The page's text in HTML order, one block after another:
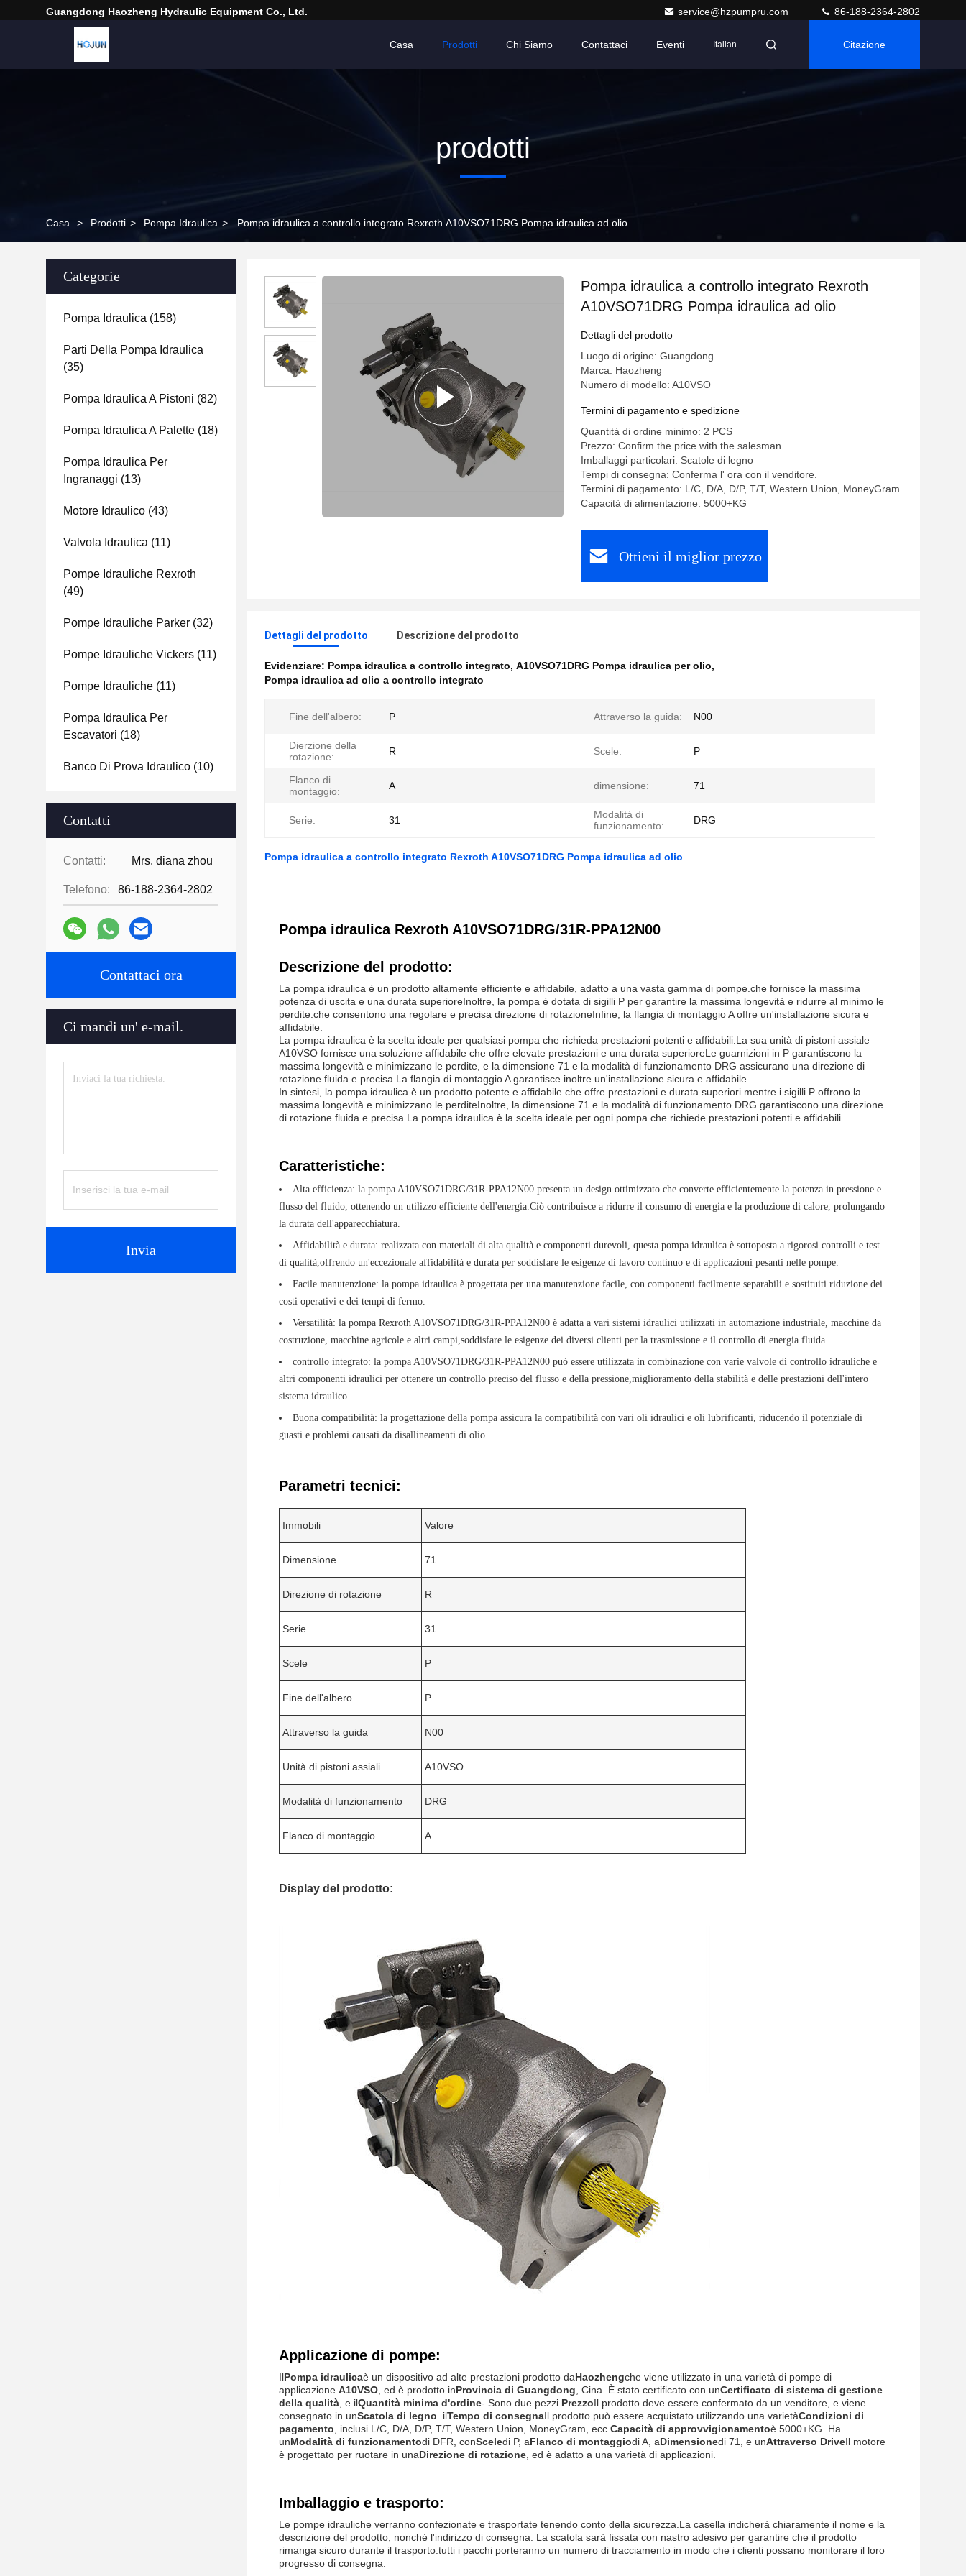
Guangdong Haozheng Hydraulic Equipment Co., Ltd. service@hzpumpru.com 86-188-2364-2802
Casa Prodotti Chi Siamo Contattaci Eventi Italian Citazione
prodotti
Casa. > Prodotti > Pompa Idraulica > Pompa idraulica a controllo integrato Rexroth A10VSO71DRG Pompa idraulica ad olio
Categorie
Pompa Idraulica (158)
Parti Della Pompa Idraulica
(35)
Pompa Idraulica A Pistoni (82)
Pompa Idraulica A Palette (18)
Pompa Idraulica Per
Ingranaggi (13)
Motore Idraulico (43)
Valvola Idraulica (11)
Pompe Idrauliche Rexroth
(49)
Pompe Idrauliche Parker (32)
Pompe Idrauliche Vickers (11)
Pompe Idrauliche (11)
Pompa Idraulica Per
Escavatori (18)
Banco Di Prova Idraulico (10)
Contatti
Contatti: Mrs. diana zhou
Telefono: 86-188-2364-2802
Contattaci ora
Ci mandi un' e-mail.
Invia
Pompa idraulica a controllo integrato Rexroth
A10VSO71DRG Pompa idraulica ad olio
Dettagli del prodotto
Luogo di origine: Guangdong
Marca: Haozheng
Numero di modello: A10VSO
Termini di pagamento e spedizione
Quantità di ordine minimo: 2 PCS
Prezzo: Confirm the price with the salesman
Imballaggi particolari: Scatole di legno
Tempi di consegna: Conferma l' ora con il venditore.
Termini di pagamento: L/C, D/A, D/P, T/T, Western Union, MoneyGram
Capacità di alimentazione: 5000+KG
Ottieni il miglior prezzo
Dettagli del prodotto Descrizione del prodotto
Evidenziare: Pompa idraulica a controllo integrato, A10VSO71DRG Pompa idraulica per olio,
Pompa idraulica ad olio a controllo integrato
Fine dell'albero: P Attraverso la guida: N00
Dierzione della
rotazione:
R Scele: P
Flanco di
montaggio:
A dimensione: 71
Serie: 31
Modalità di
funzionamento:
DRG
Pompa idraulica a controllo integrato Rexroth A10VSO71DRG Pompa idraulica ad olio
Pompa idraulica Rexroth A10VSO71DRG/31R-PPA12N00
Descrizione del prodotto:
La pompa idraulica è un prodotto altamente efficiente e affidabile, adatto a una vasta gamma di pompe.che fornisce la massima
potenza di uscita e una durata superioreInoltre, la pompa è dotata di sigilli P per garantire la massima longevità e ridurre al minimo le
perdite.che consentono una regolare e precisa direzione di rotazioneInfine, la flangia di montaggio A offre un'installazione sicura e
affidabile.
La pompa idraulica è la scelta ideale per qualsiasi pompa che richieda prestazioni potenti e affidabili.La sua unità di pistoni assiale
A10VSO fornisce una soluzione affidabile che offre elevate prestazioni e una durata superioreLe guarnizioni in P garantiscono la
massima longevità e minimizzano le perdite, e la dimensione 71 e la modalità di funzionamento DRG assicurano una direzione di
rotazione fluida e precisa.La flangia di montaggio A garantisce inoltre un'installazione sicura e affidabile.
In sintesi, la pompa idraulica è un prodotto potente e affidabile che offre prestazioni e durata superiori.mentre i sigilli P offrono la
massima longevità e minimizzano le perditeInoltre, la dimensione 71 e la modalità di funzionamento DRG garantiscono una direzione
di rotazione fluida e precisa.La pompa idraulica è la scelta ideale per ogni pompa che richiede prestazioni potenti e affidabili..
Caratteristiche:
Alta efficienza: la pompa A10VSO71DRG/31R-PPA12N00 presenta un design ottimizzato che converte efficientemente la potenza in pressione e
flusso del fluido, ottenendo un utilizzo efficiente dell'energia.Ciò contribuisce a ridurre il consumo di energia e la produzione di calore, prolungando
la durata dell'apparecchiatura.
Affidabilità e durata: realizzata con materiali di alta qualità e componenti durevoli, questa pompa idraulica è sottoposta a rigorosi controlli e test
di qualità,offrendo un'eccezionale affidabilità e durata per soddisfare le esigenze di lavoro continuo e di applicazioni pesanti nelle pompe.
Facile manutenzione: la pompa idraulica è progettata per una manutenzione facile, con componenti facilmente separabili e sostituiti.riduzione dei
costi operativi e dei tempi di fermo.
Versatilità: la pompa Rexroth A10VSO71DRG/31R-PPA12N00 è adatta a vari sistemi idraulici utilizzati in automazione industriale, macchine da
costruzione, macchine agricole e altri campi,soddisfare le esigenze dei diversi clienti per la trasmissione e il controllo di energia fluida.
controllo integrato: la pompa A10VSO71DRG/31R-PPA12N00 può essere utilizzata in combinazione con varie valvole di controllo idrauliche e
altri componenti idraulici per ottenere un controllo preciso del flusso e della pressione,miglioramento della stabilità e delle prestazioni dell'intero
sistema idraulico.
Buona compatibilità: la progettazione della pompa assicura la compatibilità con vari oli idraulici e oli lubrificanti, riducendo il potenziale di
guasti e problemi causati da disallineamenti di olio.
Parametri tecnici:
Immobili Valore
Dimensione 71
Direzione di rotazione R
Serie 31
Scele P
Fine dell'albero P
Attraverso la guida N00
Unità di pistoni assiali A10VSO
Modalità di funzionamento DRG
Flanco di montaggio A
Display del prodotto:
Applicazione di pompe:
IlPompa idraulicaè un dispositivo ad alte prestazioni prodotto daHaozhengche viene utilizzato in una varietà di pompe di
applicazione. A10VSO , ed è prodotto inProvincia di Guangdong , Cina. È stato certificato con unCertificato di sistema di gestione
della qualità , e ilQuantità minima d'ordine- Sono due pezzi. PrezzoIl prodotto deve essere confermato da un venditore, e viene
consegnato in unScatola di legno . ilTempo di consegnaIl prodotto può essere acquistato utilizzando una varietàCondizioni di
pagamento , inclusi L/C, D/A, D/P, T/T, Western Union, MoneyGram, ecc. Capacità di approvvigionamentoè 5000+KG. Ha
unModalità di funzionamentodi DFR, conSceledi P, aFlanco di montaggiodi A, aDimensionedi 71, e unAttraverso DriveIl motore
è progettato per ruotare in unaDirezione di rotazione , ed è adatto a una varietà di applicazioni.
Imballaggio e trasporto:
Le pompe idrauliche verranno confezionate e trasportate tenendo conto della sicurezza.La casella indicherà chiaramente il nome e la
descrizione del prodotto, nonché l'indirizzo di consegna. La scatola sarà fissata con nastro adesivo per garantire che il prodotto
rimanga sicuro durante il trasporto.tutti i pacchi porteranno un numero di tracciamento in modo che i clienti possano monitorare il loro
progresso di consegna.